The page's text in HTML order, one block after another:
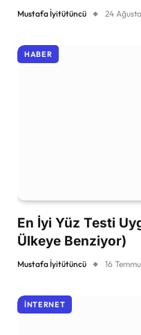
Mustafa İyitütüncü 24
HABER
En İyi Yüz Testi
Ülkeye Benziyor)
Mustafa İyitütüncü 16
İNTERNET